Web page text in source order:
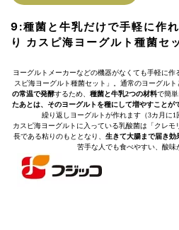
9:種菌と牛乳だけで手軽に作
り カスピ海ヨーグルト種菌セ
ヨーグルトメーカーなどの機器がなくても手軽に
スピ海ヨーグルト種菌セット」。通常のヨーグル
の常温で発酵するため、 種菌と牛乳2つの材料で簡単
たあとは、そのヨーグルトを種にして増やすことが
繰り返しヨーグルトが作れます（3カ月に1
カスピ海ヨーグルトに入っている乳酸菌は「クレ
長である粘りのもととなり、 生きて大腸まで届き効
苦手な人でも食べやすい、酸味